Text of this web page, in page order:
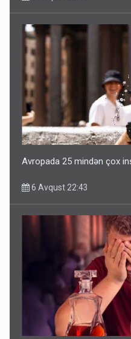
Avropada 25 mindən çox
6 Avqust 22:43